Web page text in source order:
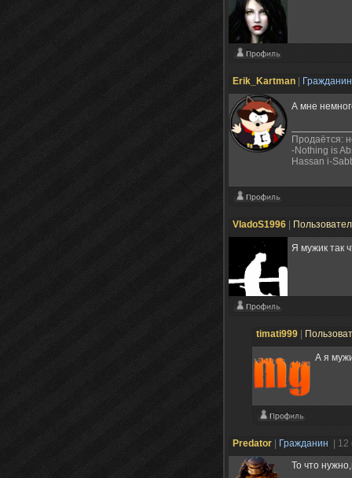
Erik_Kartman
А мне
Продаётся:
-Nothing is
Hassan i-
VladoS1996
Я мужик так
timati999
А я
Predator Гражданин
|
То что